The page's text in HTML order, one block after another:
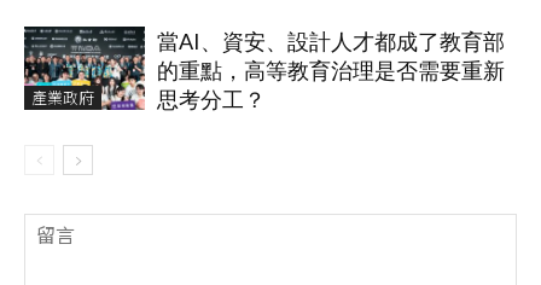
產業政府
當AI、資安、設計人才都成了教育部
的重點，高等教育治理是否需要重新
思考分工？